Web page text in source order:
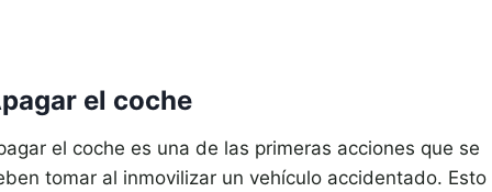
el coche
el coche es una de las primeras acciones que se
tomar al inmovilizar un vehículo accidentado. Esto